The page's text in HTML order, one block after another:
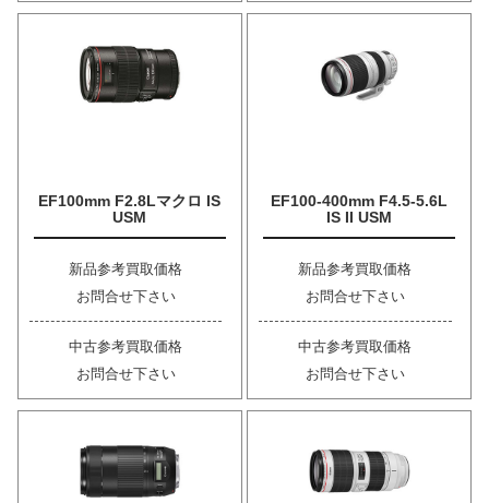
EF100mm F2.8Lマクロ IS
USM
新品参考買取価格
お問合せ下さい
中古参考買取価格
お問合せ下さい
EF100-400mm F4.5-5.6L
IS II USM
新品参考買取価格
お問合せ下さい
中古参考買取価格
お問合せ下さい